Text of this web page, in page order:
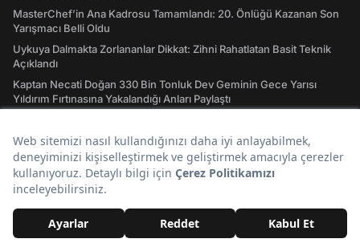
MasterChef’in Ana Kadrosu Tamamlandı: 20. Önlüğü Kazanan Son
Yarışmacı Belli Oldu
Uykuya Dalmakta Zorlananlar Dikkat: Zihni Rahatlatan Basit Teknik
Açıklandı
Kaptan Necati Doğan 330 Bin Tonluk Dev Geminin Gece Yarısı
Yıldırım Fırtınasına Yakalandığı Anları Paylaştı
Günün Popüler Başlıkları
Beşiktaş-Üsküdar Vapurunda Yaşlı Kadın, Şort Giyen Kadının
Bacağına Bastonla Vurdu!
Yaşamak İstediğin Ülke Hangisi? Haritadaki Yerini Değil,
Yaşayacağın Hayatı Seçiyorsun!